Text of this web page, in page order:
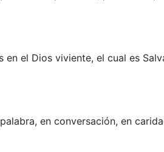
el Dios viviente, el cual es
en conversación, en